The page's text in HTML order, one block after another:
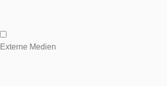
Analytische Cookies
Externe Medien